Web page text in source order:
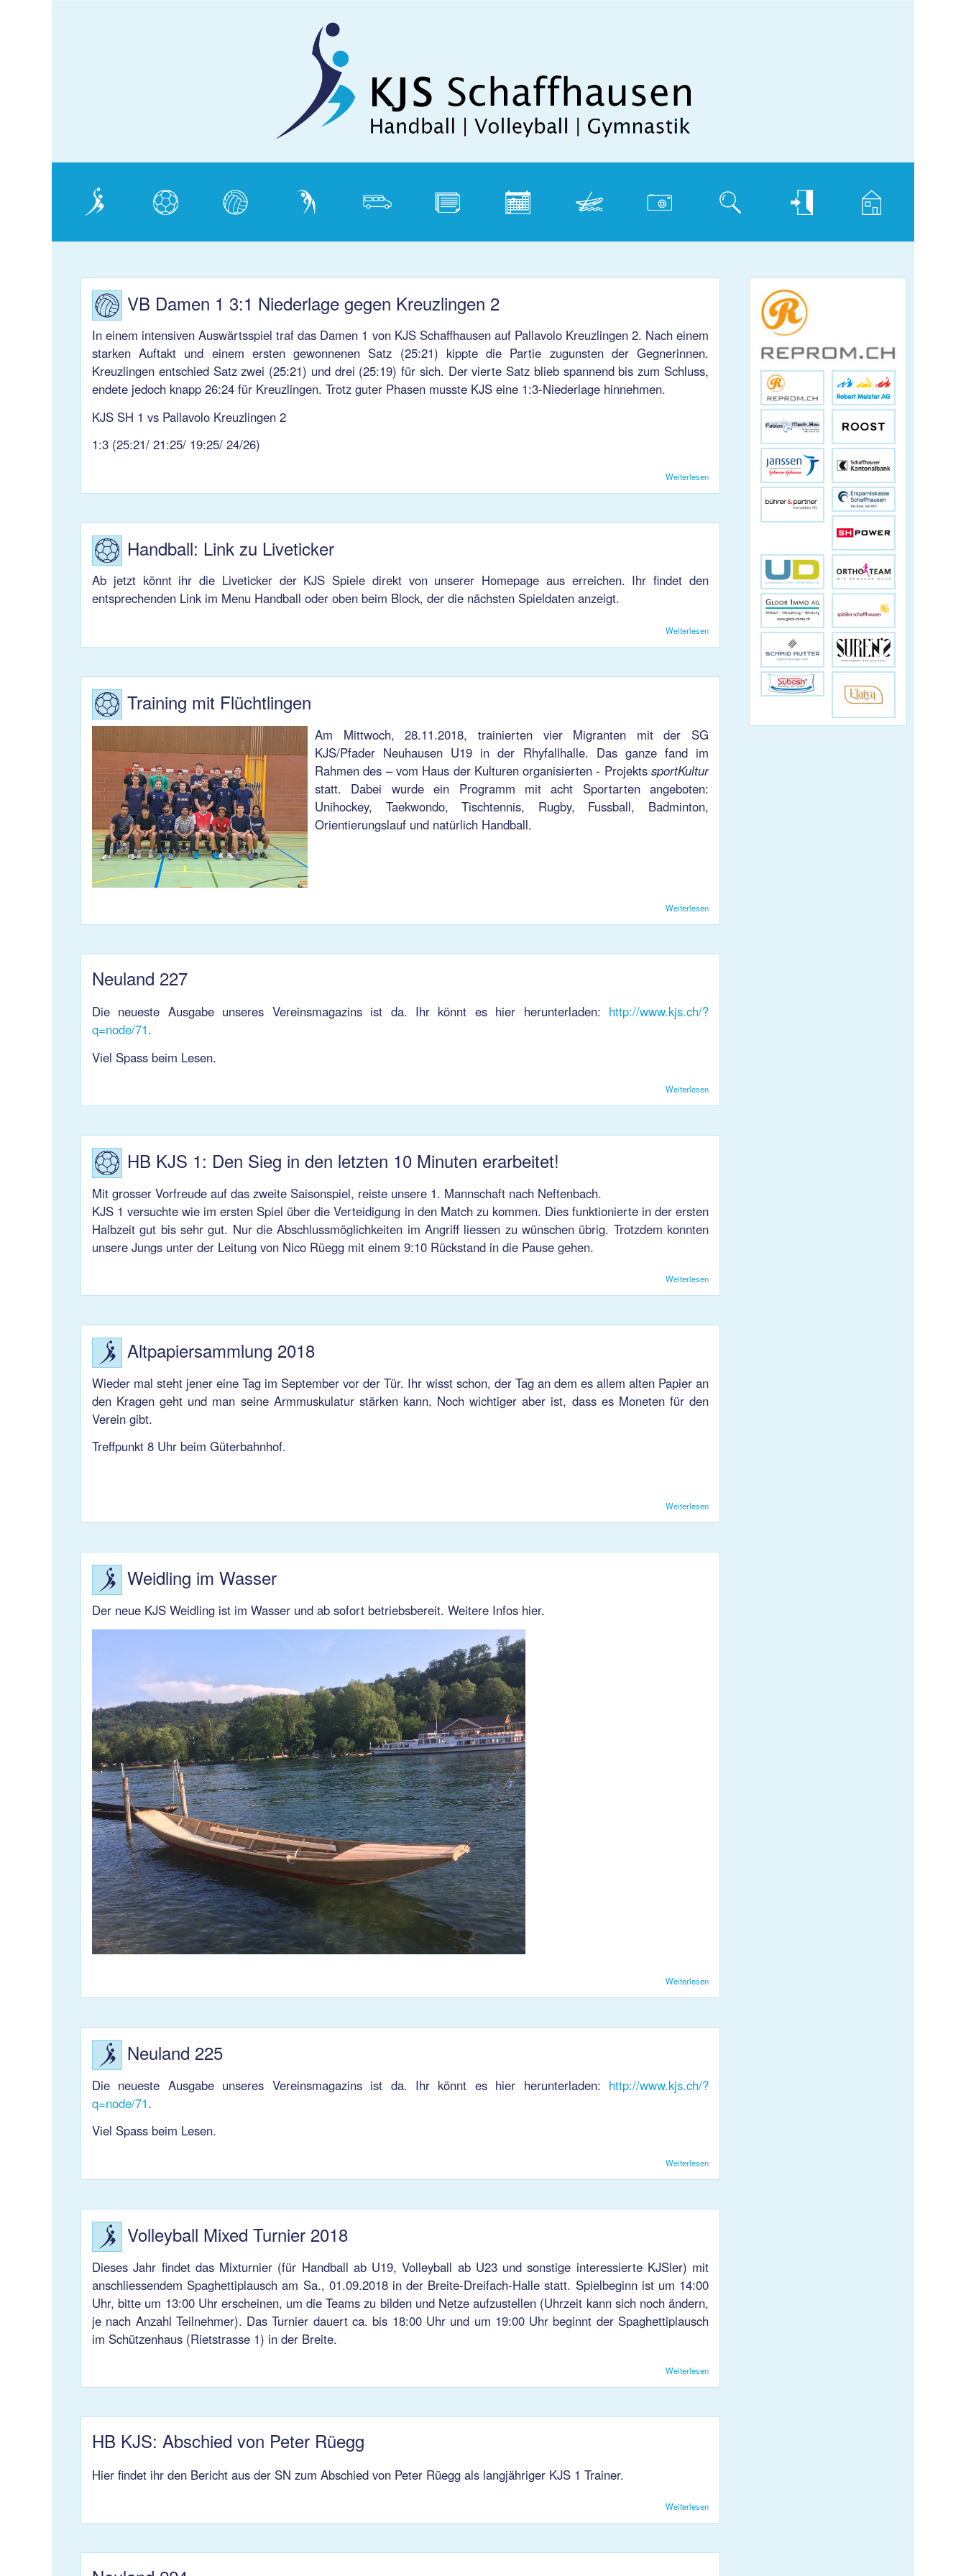
Verein Handball Volleyball Gymnastik Vereinsbus Dokumente Kalender Weidling Photogalerie Suche Login Home
VB Damen 1 3:1 Niederlage gegen Kreuzlingen 2
In einem intensiven Auswärtsspiel traf das Damen 1 von KJS Schaffhausen auf Pallavolo Kreuzlingen 2. Nach einem
starken Auftakt und einem ersten gewonnenen Satz (25:21) kippte die Partie zugunsten der Gegnerinnen.
Kreuzlingen entschied Satz zwei (25:21) und drei (25:19) für sich. Der vierte Satz blieb spannend bis zum Schluss,
endete jedoch knapp 26:24 für Kreuzlingen. Trotz guter Phasen musste KJS eine 1:3-Niederlage hinnehmen.
KJS SH 1 vs Pallavolo Kreuzlingen 2
1:3 (25:21/ 21:25/ 19:25/ 24/26)
Weiterlesen über VB Damen 1 3:1 Niederlage gegen Kreuzlingen 2
Handball: Link zu Liveticker
Ab jetzt könnt ihr die Liveticker der KJS Spiele direkt von unserer Homepage aus erreichen. Ihr findet den
entsprechenden Link im Menu Handball oder oben beim Block, der die nächsten Spieldaten anzeigt.
Weiterlesen über Handball: Link zu Liveticker
Training mit Flüchtlingen
Am Mittwoch, 28.11.2018, trainierten vier Migranten mit der SG
KJS/Pfader Neuhausen U19 in der Rhyfallhalle. Das ganze fand im
Rahmen des – vom Haus der Kulturen organisierten - Projekts sportKultur
statt. Dabei wurde ein Programm mit acht Sportarten angeboten:
Unihockey, Taekwondo, Tischtennis, Rugby, Fussball, Badminton,
Orientierungslauf und natürlich Handball.
Weiterlesen
Neuland 227
Die neueste Ausgabe unseres Vereinsmagazins ist da. Ihr könnt es hier herunterladen: http://www.kjs.ch/?
q=node/71.
Viel Spass beim Lesen.
Weiterlesen
HB KJS 1: Den Sieg in den letzten 10 Minuten erarbeitet!
Mit grosser Vorfreude auf das zweite Saisonspiel, reiste unsere 1. Mannschaft nach Neftenbach.
KJS 1 versuchte wie im ersten Spiel über die Verteidigung in den Match zu kommen. Dies funktionierte in der ersten
Halbzeit gut bis sehr gut. Nur die Abschlussmöglichkeiten im Angriff liessen zu wünschen übrig. Trotzdem konnten
unsere Jungs unter der Leitung von Nico Rüegg mit einem 9:10 Rückstand in die Pause gehen.
Weiterlesen
Altpapiersammlung 2018
Wieder mal steht jener eine Tag im September vor der Tür. Ihr wisst schon, der Tag an dem es allem alten Papier an
den Kragen geht und man seine Armmuskulatur stärken kann. Noch wichtiger aber ist, dass es Moneten für den
Verein gibt.
Treffpunkt 8 Uhr beim Güterbahnhof.
Weiterlesen
Weidling im Wasser
Der neue KJS Weidling ist im Wasser und ab sofort betriebsbereit. Weitere Infos hier.
Weiterlesen
Neuland 225
Die neueste Ausgabe unseres Vereinsmagazins ist da. Ihr könnt es hier herunterladen: http://www.kjs.ch/?
q=node/71.
Viel Spass beim Lesen.
Weiterlesen
Volleyball Mixed Turnier 2018
Dieses Jahr findet das Mixturnier (für Handball ab U19, Volleyball ab U23 und sonstige interessierte KJSler) mit
anschliessendem Spaghettiplausch am Sa., 01.09.2018 in der Breite-Dreifach-Halle statt. Spielbeginn ist um 14:00
Uhr, bitte um 13:00 Uhr erscheinen, um die Teams zu bilden und Netze aufzustellen (Uhrzeit kann sich noch ändern,
je nach Anzahl Teilnehmer). Das Turnier dauert ca. bis 18:00 Uhr und um 19:00 Uhr beginnt der Spaghettiplausch
im Schützenhaus (Rietstrasse 1) in der Breite.
Weiterlesen
HB KJS: Abschied von Peter Rüegg
Hier findet ihr den Bericht aus der SN zum Abschied von Peter Rüegg als langjähriger KJS 1 Trainer.
Weiterlesen